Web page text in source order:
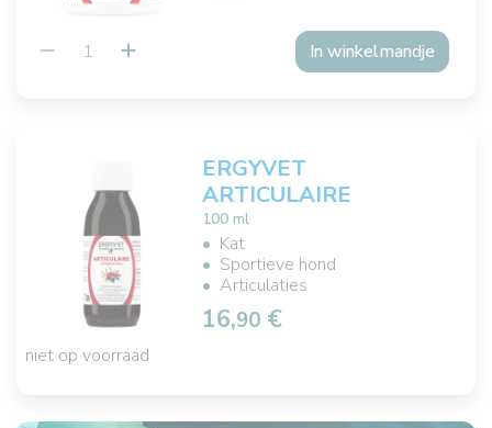
In winkelmandje
ERGYVET
ARTICULAIRE
100 ml
Kat
Sportieve hond
Articulaties
16,90 €
niet op voorraad